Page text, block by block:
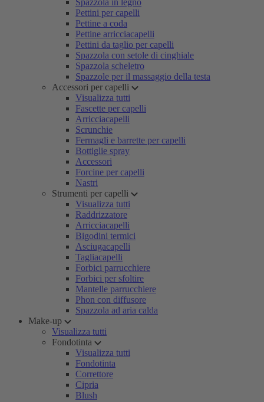
Spazzola in legno
Pettini per capelli
Pettine a coda
Pettine arricciacapelli
Pettini da taglio per capelli
Spazzola con setole di cinghiale
Spazzola scheletro
Spazzole per il massaggio della testa
Accessori per capelli
Visualizza tutti
Fascette per capelli
Arricciacapelli
Scrunchie
Fermagli e barrette per capelli
Bottiglie spray
Accessori
Forcine per capelli
Nastri
Strumenti per capelli
Visualizza tutti
Raddrizzatore
Arricciacapelli
Bigodini termici
Asciugacapelli
Tagliacapelli
Forbici parrucchiere
Forbici per sfoltire
Mantelle parrucchiere
Phon con diffusore
Spazzola ad aria calda
Make-up
Visualizza tutti
Fondotinta
Visualizza tutti
Fondotinta
Correttore
Cipria
Blush